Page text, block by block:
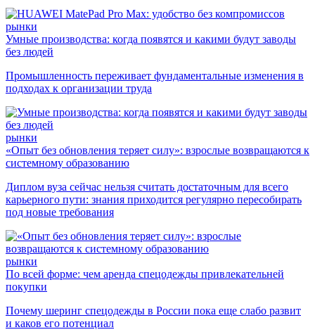
рынки
Умные производства: когда появятся и какими будут заводы
без людей
Промышленность переживает фундаментальные изменения в
подходах к организации труда
рынки
«Опыт без обновления теряет силу»: взрослые возвращаются к
системному образованию
Диплом вуза сейчас нельзя считать достаточным для всего
карьерного пути: знания приходится регулярно пересобирать
под новые требования
рынки
По всей форме: чем аренда спецодежды привлекательней
покупки
Почему шеринг спецодежды в России пока еще слабо развит
и каков его потенциал